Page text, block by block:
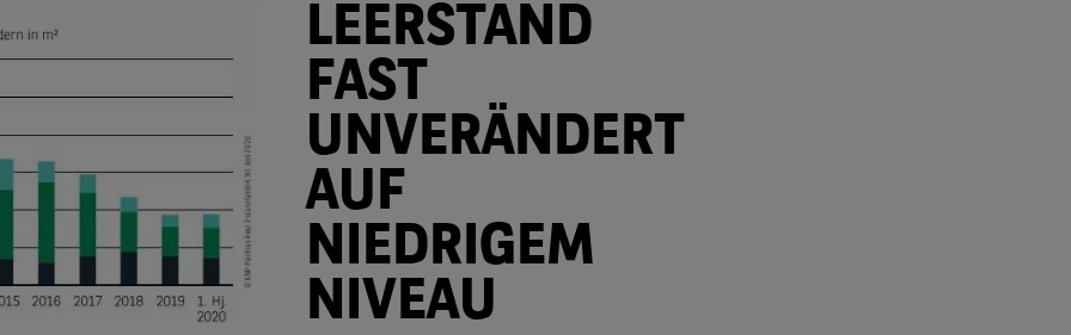
LEERSTAND
FAST
UNVERÄNDERT
AUF
NIEDRIGEM
NIVEAU